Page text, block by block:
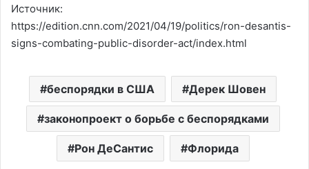
Источник:
https://edition.cnn.com/2021/04/19/politics/ron-desantis-
signs-combating-public-disorder-act/index.html
беспорядки в США Дерек Шовен
законопроект о борьбе с беспорядками
Рон ДеСантис Флорида